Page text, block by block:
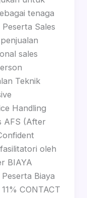
tenaga
Sales
sales
Teknik
Handling
AFS (After
oleh
BIAYA
Biaya
CONTACT